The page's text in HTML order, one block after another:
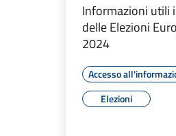
Informazioni utili
delle Elezioni
2024
Accesso
Elezioni